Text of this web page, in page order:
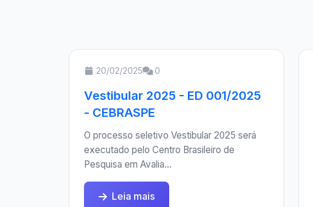
20/02/2025 0
Vestibular 2025 - ED 001/2025
- CEBRASPE
O processo seletivo Vestibular 2025 será
executado pelo Centro Brasileiro de
Pesquisa em Avalia...
Leia mais